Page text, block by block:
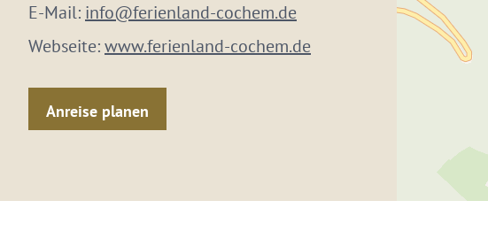
E-Mail: info@ferienland-cochem.de
Webseite:www.ferienland-cochem.de
Anreise planen